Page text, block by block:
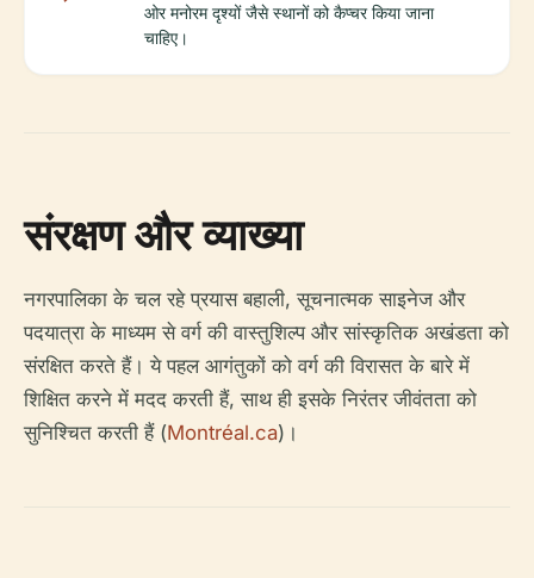
ओर मनोरम दृश्यों जैसे स्थानों को कैप्चर किया जाना
चाहिए।
संरक्षण और व्याख्या
नगरपालिका के चल रहे प्रयास बहाली, सूचनात्मक साइनेज और
पदयात्रा के माध्यम से वर्ग की वास्तुशिल्प और सांस्कृतिक अखंडता को
संरक्षित करते हैं। ये पहल आगंतुकों को वर्ग की विरासत के बारे में
शिक्षित करने में मदद करती हैं, साथ ही इसके निरंतर जीवंतता को
सुनिश्चित करती हैं (Montréal.ca)।